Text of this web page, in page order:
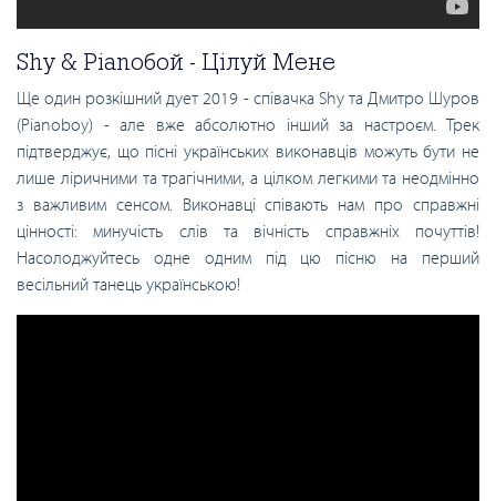
Shy & Pianoбой - Цілуй Мене
Ще один розкішний дует 2019 - співачка Shy та Дмитро Шуров
(Pianoboy) - але вже абсолютно інший за настроєм. Трек
підтверджує, що пісні українських виконавців можуть бути не
лише ліричними та трагічними, а цілком легкими та неодмінно
з важливим сенсом. Виконавці співають нам про справжні
цінності: минучість слів та вічність справжніх почуттів!
Насолоджуйтесь одне одним під цю пісню на перший
весільний танець українською!